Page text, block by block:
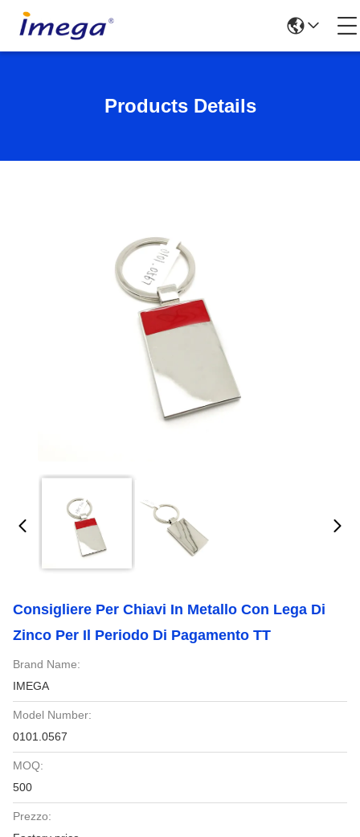
Products Details
Consigliere Per Chiavi In Metallo Con Lega Di
Zinco Per Il Periodo Di Pagamento TT
Brand Name:
IMEGA
Model Number:
0101.0567
MOQ:
500
Prezzo: